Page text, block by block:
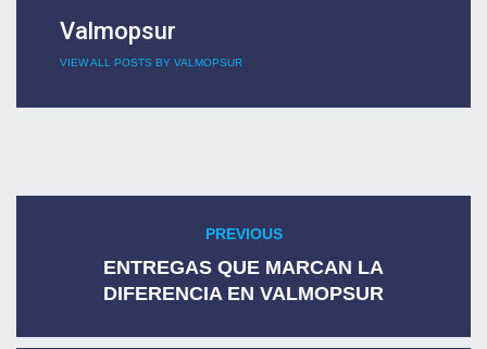
Valmopsur
VIEW ALL POSTS BY VALMOPSUR
Navegación
entradas
PREVIOUS
ENTREGAS QUE MARCAN LA
DIFERENCIA EN VALMOPSUR